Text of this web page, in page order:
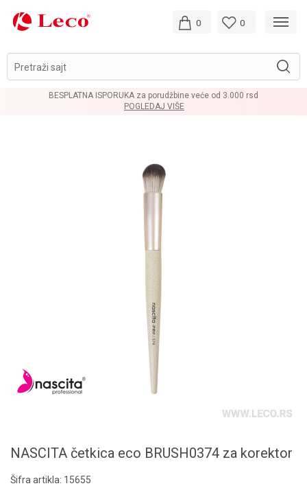
Pretraži sajt
0 0
BESPLATNA ISPORUKA za porudžbine veće od 3.000 rsd
POGLEDAJ VIŠE
NASCITA četkica eco BRUSH0374 za korektor
Šifra artikla: 15655